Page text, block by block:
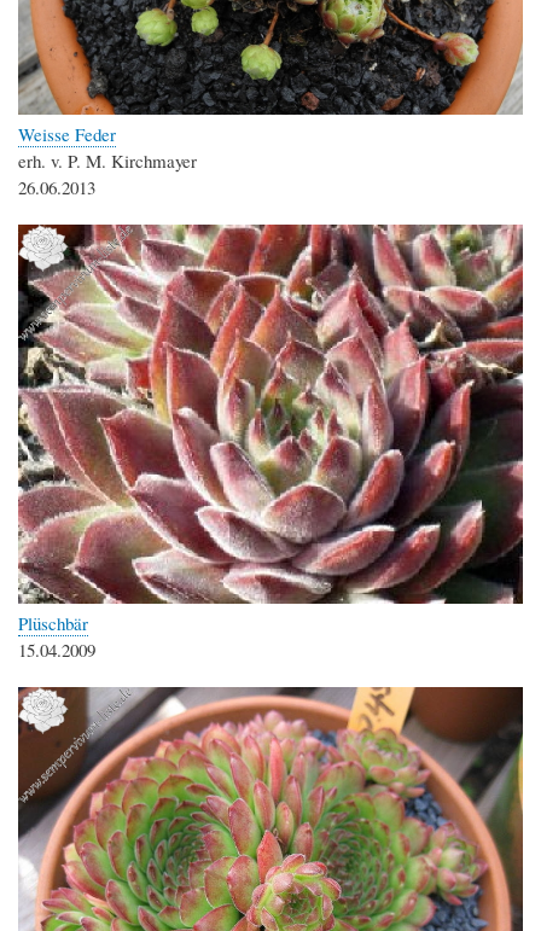
Weisse Feder
erh. v. P. M. Kirchmayer
26.06.2013
Plüschbär
15.04.2009